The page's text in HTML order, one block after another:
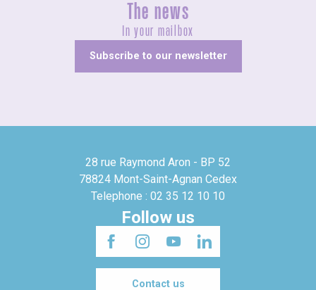
The news
In your mailbox
Subscribe to our newsletter
28 rue Raymond Aron - BP 52
78824 Mont-Saint-Agnan Cedex
Telephone : 02 35 12 10 10
Follow us
Contact us